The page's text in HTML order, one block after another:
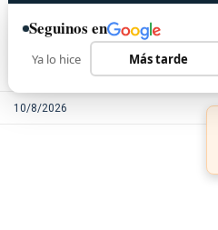
10/8/2026
Seguinos en
Ya lo hice Más tarde